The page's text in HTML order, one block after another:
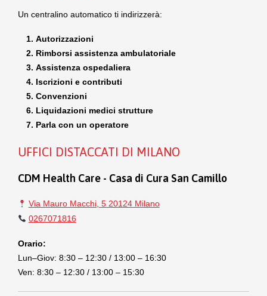
Un centralino automatico ti indirizzerà:
Autorizzazioni
Rimborsi assistenza ambulatoriale
Assistenza ospedaliera
Iscrizioni e contributi
Convenzioni
Liquidazioni medici strutture
Parla con un operatore
UFFICI DISTACCATI DI MILANO
CDM Health Care - Casa di Cura San Camillo
Via Mauro Macchi, 5 20124 Milano
0267071816
Orario:
Lun–Giov: 8:30 – 12:30 / 13:00 – 16:30
Ven: 8:30 – 12:30 / 13:00 – 15:30